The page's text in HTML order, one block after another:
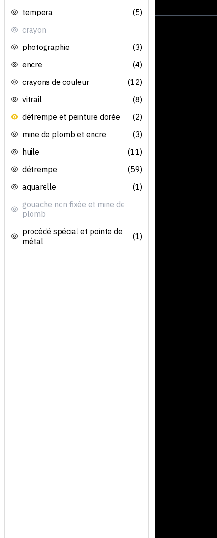
tempera
(5)
crayon
photographie
(3)
encre
(4)
crayons de couleur
(12)
vitrail
(8)
détrempe et peinture dorée
(2)
mine de plomb et encre
(3)
huile
(11)
détrempe
(59)
aquarelle
(1)
gouache non fixée et mine de
plomb
procédé spécial et pointe de
métal
(1)